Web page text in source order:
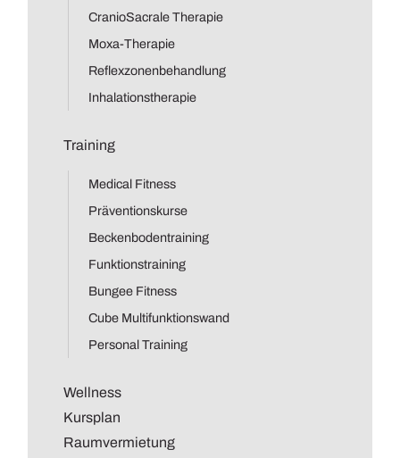
CranioSacrale Therapie
Moxa-Therapie
Reflexzonenbehandlung
Inhalationstherapie
Training
Medical Fitness
Präventionskurse
Beckenbodentraining
Funktionstraining
Bungee Fitness
Cube Multifunktionswand
Personal Training
Wellness
Kursplan
Raumvermietung